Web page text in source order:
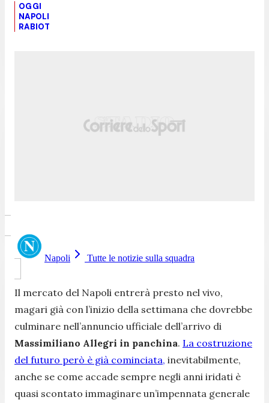
OGGI
NAPOLI
RABIOT
Napoli Tutte le notizie sulla squadra
Il mercato del Napoli entrerà presto nel vivo,
magari già con l’inizio della settimana che dovrebbe
culminare nell’annuncio ufficiale dell’arrivo di
Massimiliano Allegri in panchina. La costruzione
del futuro però è già cominciata, inevitabilmente,
anche se come accade sempre negli anni iridati è
quasi scontato immaginare un’impennata generale